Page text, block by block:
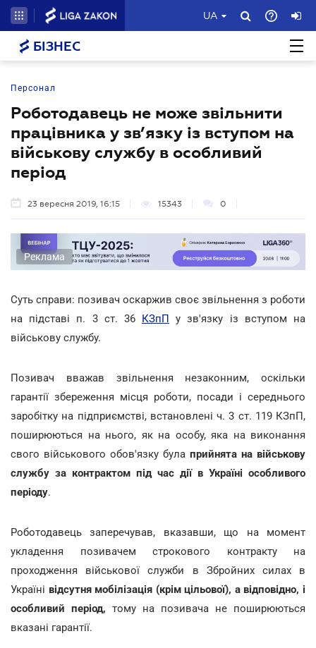
UA
БІЗНЕС
Персонал
Роботодавець не може звільнити
працівника у зв’язку із вступом на
військову службу в особливий
період
23 вересня 2019, 16:15 15343 0
Реклама
Суть справи: позивач оскаржив своє звільнення з роботи
на підставі п. 3 ст. 36 КЗпП у зв'язку із вступом на
військову службу.
Позивач вважав звільнення незаконним, оскільки
гарантії збереження місця роботи, посади і середнього
заробітку на підприємстві, встановлені ч. 3 ст. 119 КЗпП,
поширюються на нього, як на особу, яка на виконання
свого військового обов'язку була прийнята на військову
службу за контрактом під час дії в Україні особливого
періоду.
Роботодавець заперечував, вказавши, що на момент
укладення позивачем строкового контракту на
проходження військової служби в Збройних силах в
Україні відсутня мобілізація (крім цільової), а відповідно, і
особливий період, тому на позивача не поширюються
вказані гарантії.